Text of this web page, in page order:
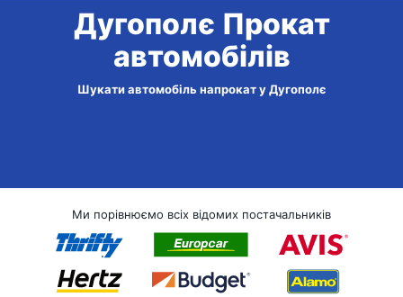
Дугополє Прокат
автомобілів
Шукати автомобіль напрокат у Дугополє
Ми порівнюємо всіх відомих постачальників